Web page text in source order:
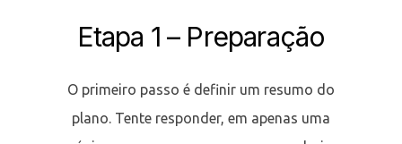
Etapa 1 – Preparação
O primeiro passo é definir um resumo do
plano. Tente responder, em apenas uma